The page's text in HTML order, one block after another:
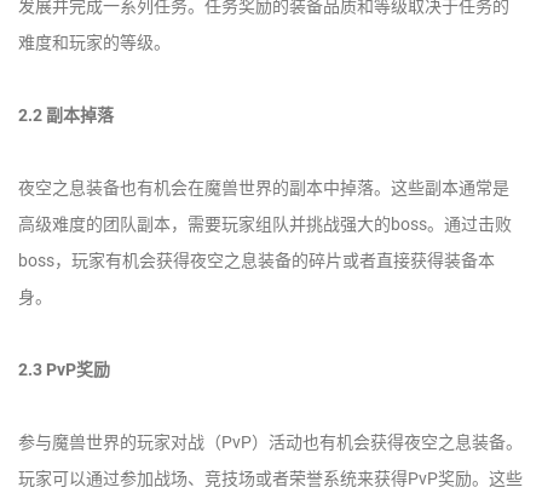
发展并完成一系列任务。任务奖励的装备品质和等级取决于任务的
难度和玩家的等级。
2.2 副本掉落
夜空之息装备也有机会在魔兽世界的副本中掉落。这些副本通常是
高级难度的团队副本，需要玩家组队并挑战强大的boss。通过击败
boss，玩家有机会获得夜空之息装备的碎片或者直接获得装备本
身。
2.3 PvP奖励
参与魔兽世界的玩家对战（PvP）活动也有机会获得夜空之息装备。
玩家可以通过参加战场、竞技场或者荣誉系统来获得PvP奖励。这些